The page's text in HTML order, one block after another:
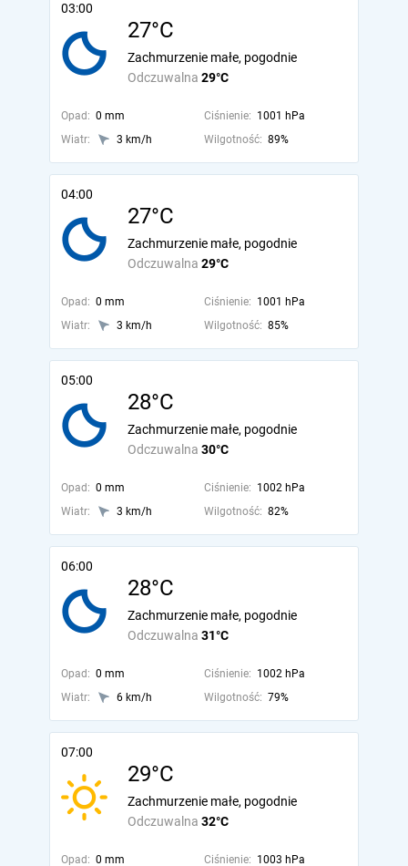
03:00
27°C
Odczuwalna 29°C
Zachmurzenie małe, pogodnie
Opad: 0 mm Ciśnienie: 1001 hPa
Wiatr:
3 km/h Wilgotność: 89%
04:00
27°C
Odczuwalna 29°C
Zachmurzenie małe, pogodnie
Opad: 0 mm Ciśnienie: 1001 hPa
Wiatr:
3 km/h Wilgotność: 85%
05:00
28°C
Odczuwalna 30°C
Zachmurzenie małe, pogodnie
Opad: 0 mm Ciśnienie: 1002 hPa
Wiatr:
3 km/h Wilgotność: 82%
06:00
28°C
Odczuwalna 31°C
Zachmurzenie małe, pogodnie
Opad: 0 mm Ciśnienie: 1002 hPa
Wiatr:
6 km/h Wilgotność: 79%
07:00
29°C
Odczuwalna 32°C
Zachmurzenie małe, pogodnie
Opad: 0 mm Ciśnienie: 1003 hPa